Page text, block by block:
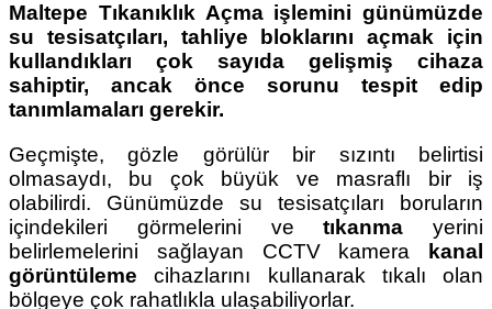
Maltepe Tıkanıklık Açmaişlemini günümüzde
su tesisatçıları, tahliye bloklarını açmak için
kullandıkları çok sayıda gelişmiş cihaza
sahiptir, ancak önce sorunu tespit edip
tanımlamaları gerekir.
Geçmişte, gözle görülür bir sızıntı belirtisi
olmasaydı, bu çok büyük ve masraflı bir iş
olabilirdi. Günümüzde su tesisatçıları boruların
içindekileri görmelerini ve tıkanma yerini
belirlemelerini sağlayan CCTV kamera
kanal
görüntülemecihazlarını kullanarak tıkalı olan
bölgeye çok rahatlıkla ulaşabiliyorlar.